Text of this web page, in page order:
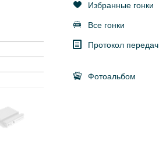
Избранные гонки
Все гонки
Протокол передач
Фотоальбом